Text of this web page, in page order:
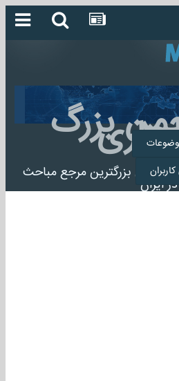
بزرگ
بزرگترین مرجع مباحث
ایران